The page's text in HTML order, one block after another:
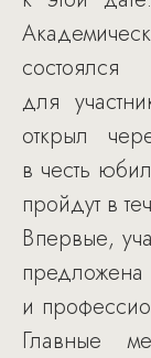
для
открыл
в честь
пройдут в
Впервые,
и
Главные